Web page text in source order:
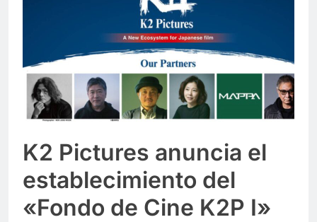
K2 Pictures anuncia el
establecimiento del
«Fondo de Cine K2P I»